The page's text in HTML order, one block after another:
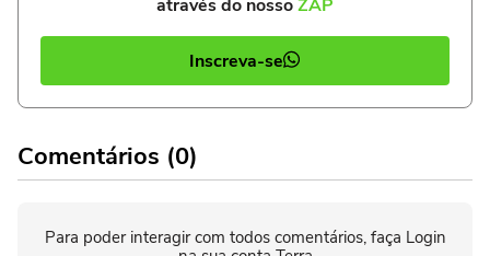
através do nossoZAP
Inscreva-se
Comentários (0)
Para poder interagir com todos comentários, faça Login